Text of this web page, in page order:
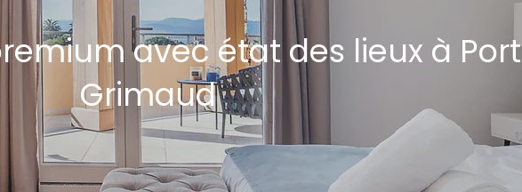
avec état des lieux à Port
Grimaud